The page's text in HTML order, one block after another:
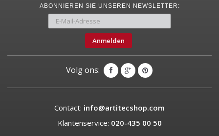
ABONNIEREN SIE UNSEREN NEWSLETTER:
Anmelden
Volg ons:
Contact: info@artitecshop.com
Klantenservice: 020-435 00 50